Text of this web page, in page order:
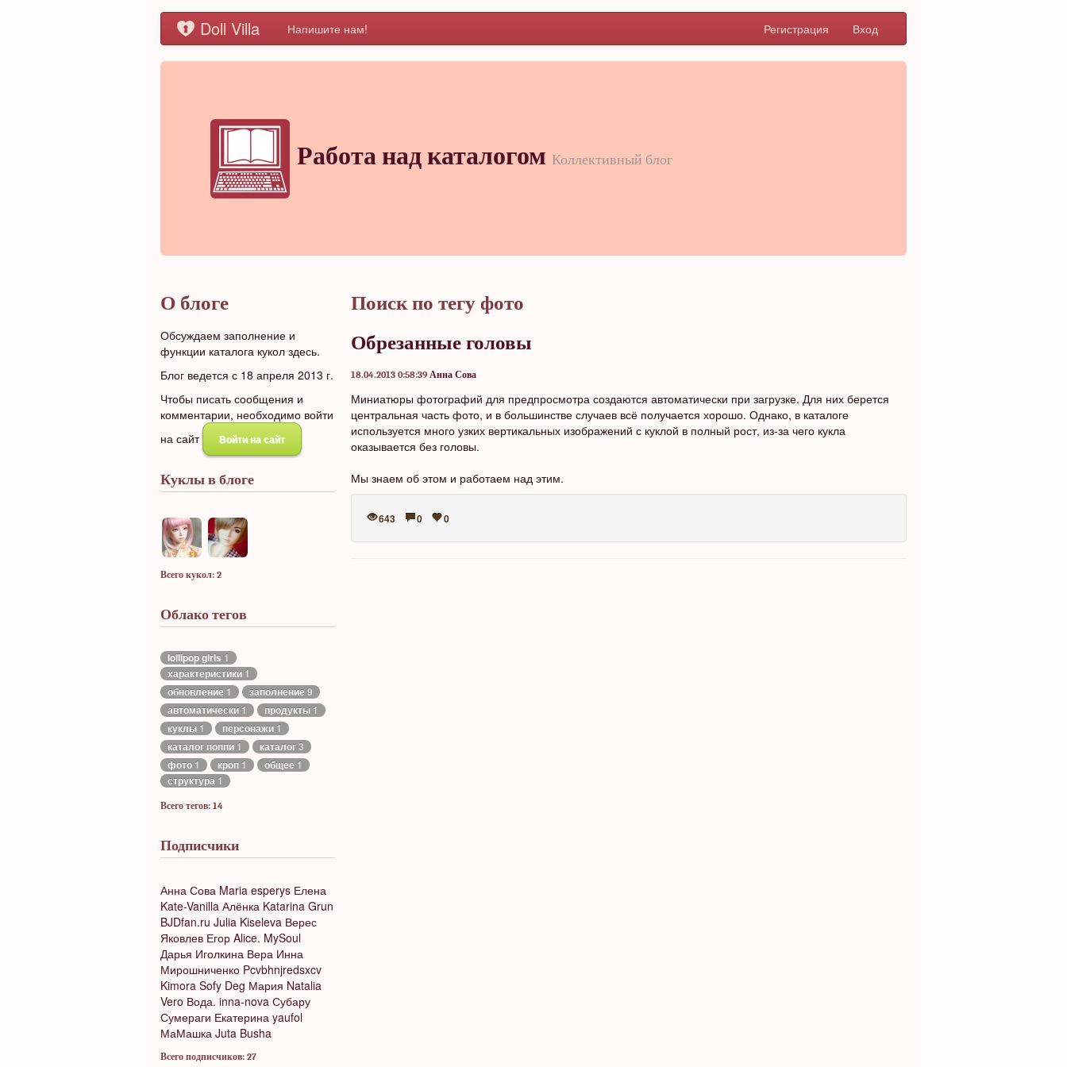
Doll Villa Напишите нам! Регистрация Вход
Работа над каталогом Коллективный блог
О блоге
Обсуждаем заполнение и
функции каталога кукол здесь.
Блог ведется с 18 апреля 2013 г.
Чтобы писать сообщения и
комментарии, необходимо войти
на сайт
Войти на сайт
Куклы в блоге
Всего кукол: 2
Облако тегов
lollipop girls 1
характеристики 1
обновление 1 заполнение9
автоматически 1 продукты 1
куклы 1 персонажи 1
каталог поппи 1 каталог3
фото 1 кроп 1 общее 1
структура 1
Всего тегов: 14
Подписчики
Анна Сова Maria esperys Елена
Kate-Vanilla Алёнка Katarina Grun
BJDfan.ru Julia Kiseleva Верес
Яковлев Егор Alice. MySoul
Дарья Иголкина Вера Инна
Мирошниченко Pcvbhnjredsxcv
Kimora Sofy Deg Мария Natalia
Vero Вода. inna-nova Субару
Сумераги Екатерина yaufol
МаМашка Juta Busha
Всего подписчиков: 27
Поиск по тегу фото
Обрезанные головы
18.04.2013 0:58:39 Анна Сова
Миниатюры фотографий для предпросмотра создаются автоматически при загрузке. Для них берется
центральная часть фото, и в большинстве случаев всё получается хорошо. Однако, в каталоге
используется много узких вертикальных изображений с куклой в полный рост, из-за чего кукла
оказывается без головы.
Мы знаем об этом и работаем над этим.
643 0 0